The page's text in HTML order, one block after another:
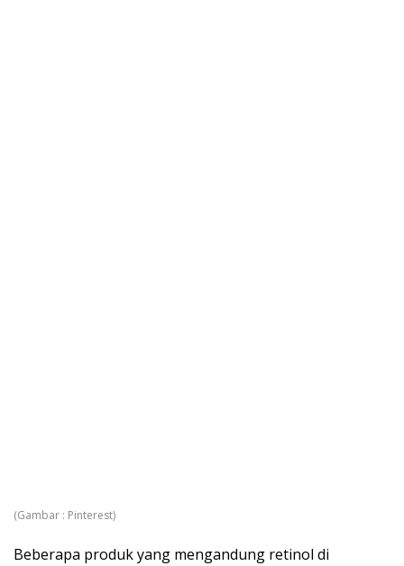
(Gambar : Pinterest)
Beberapa produk yang mengandung retinol di